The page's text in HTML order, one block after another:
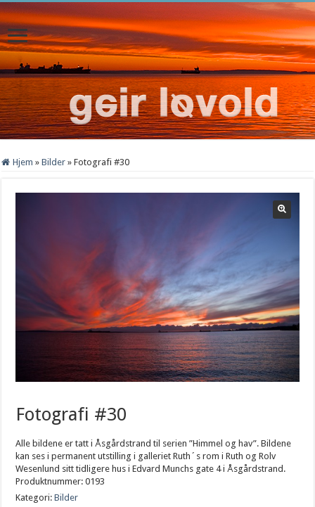
Hjem » Bilder » Fotografi #30
Fotografi #30
Alle bildene er tatt i Åsgårdstrand til serien ”Himmel og hav”. Bildene
kan ses i permanent utstilling i galleriet Ruth´s rom i Ruth og Rolv
Wesenlund sitt tidligere hus i Edvard Munchs gate 4 i Åsgårdstrand.
Produktnummer:0193
Kategori:Bilder